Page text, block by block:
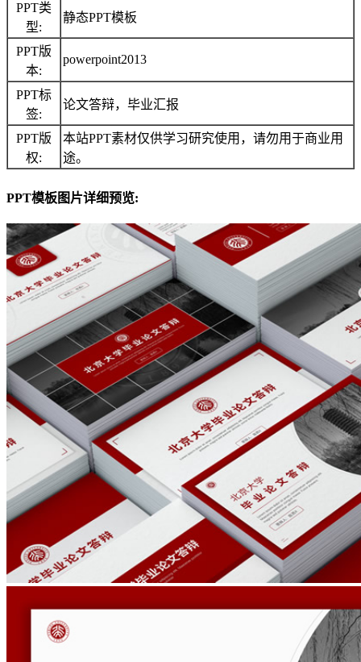
PPT类
型:
静态PPT模板
PPT版
本:
powerpoint2013
PPT标
签:
论文答辩，毕业汇报
PPT版
权:
本站PPT素材仅供学习研究使用，请勿用于商业用
途。
PPT模板图片详细预览: